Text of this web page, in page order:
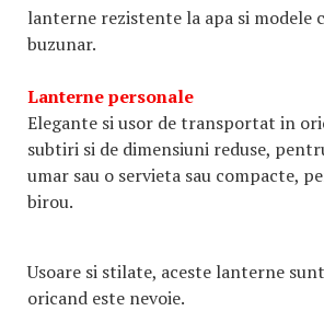
lanterne rezistente la apa si modele
buzunar.
Lanterne personale
Elegante si usor de transportat in
subtiri si de dimensiuni reduse,
umar sau o servieta sau compacte,
birou.
Usoare si stilate, aceste lanterne
oricand este nevoie.